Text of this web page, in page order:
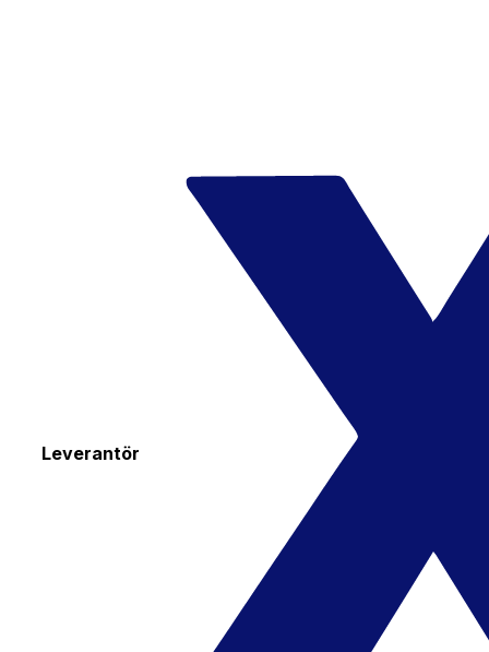
Leverantör